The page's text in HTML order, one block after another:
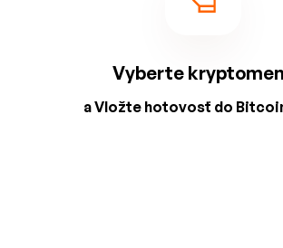
Vyberte
a Vložte hotovosť do